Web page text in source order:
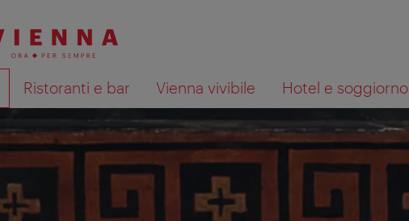
Ristoranti e bar Vienna vivibile Hotel e soggiorno
Mostra i risultati della ricerca sulla mappa CERCA